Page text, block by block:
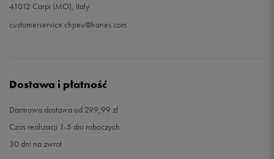
41012 Carpi (MO), Italy
customerservice.chpeu@hanes.com
Dostawa i płatność
Darmowa dostawa od 299,99 zł
Czas realizacji 1-5 dni roboczych
30 dni na zwrot